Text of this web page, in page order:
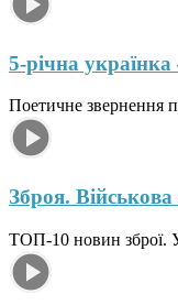
5-річна
Поетичне звернення
Зброя.
ТОП-10 новин зброї.